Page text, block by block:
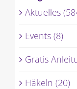
Aktuelles
Events (8)
Gratis
Häkeln (20)